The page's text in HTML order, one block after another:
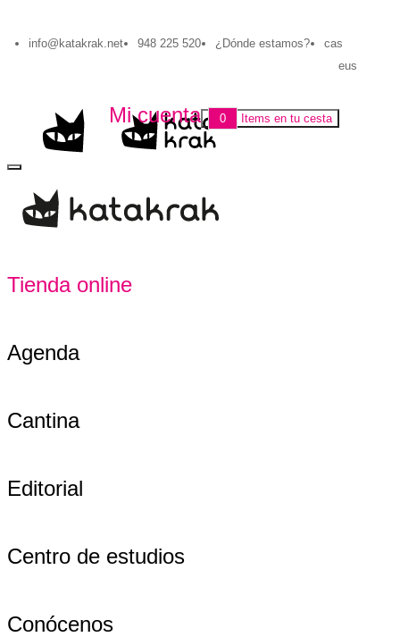
info@katakrak.net 948 225 520 ¿Dónde estamos?
cas
eus
Tienda online
Agenda
Cantina
Editorial
Centro de estudios
Conócenos
Mi cuenta 0 Items en tu cesta